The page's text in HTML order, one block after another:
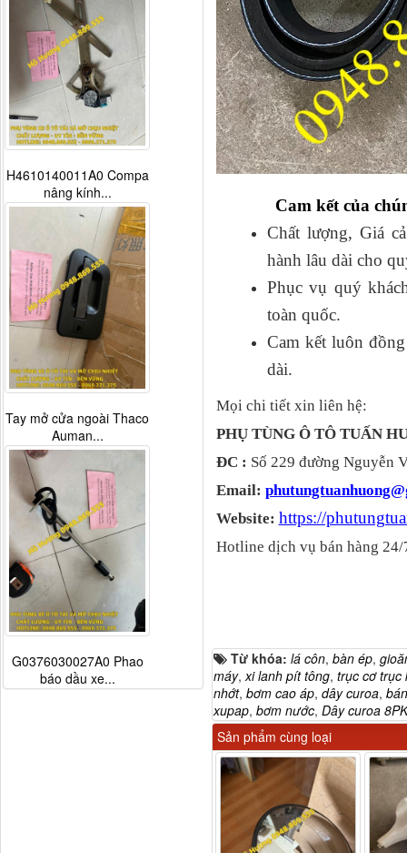
Cam kết của
Chất lượng, Giá
hành lâu dài cho
Phục vụ quý
toàn quốc.
Cam kết luôn
dài.
Mọi chi tiết xin liên hệ:
PHỤ TÙNG Ô TÔ TUẤN
ĐC : Số 229 đường Nguyễn
Email:
Website: https://
Hotline dịch vụ bán hàng 24/
Từ khóa: lá côn, bàn ép,
máy, xi lanh pít tông, trục cơ trục
nhớt, bơm cao áp, dây curoa,
xupap, bơm nước, Dây curoa
Sản phẩm cùng loại
H4610140011A0 Compa
nâng kính...
Tay mở cửa ngoài Thaco
Auman...
G0376030027A0 Phao
báo dầu xe...